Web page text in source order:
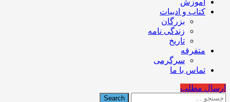
آموزش
کتاب و ادبیات
بزرگان
زندگی نامه
تاریخ
متفرقه
سرگرمی
تماس با ما
ارسال مطلب